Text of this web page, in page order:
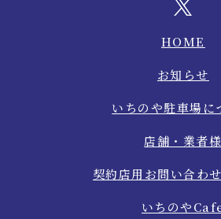
HOME
お知らせ
いちのや駐車場に
店舗・業者様
契約店用お問い合わ
いちのや